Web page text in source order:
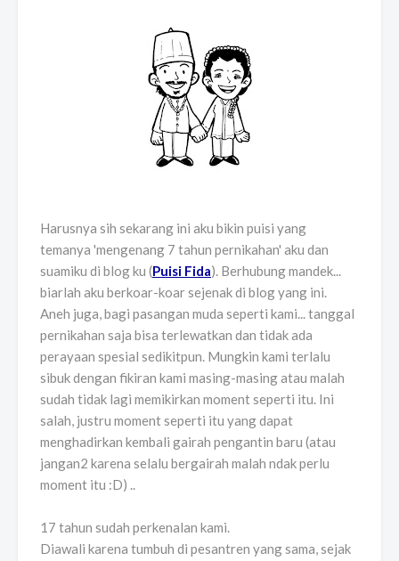
Harusnya sih sekarang ini aku bikin puisi yang
temanya 'mengenang 7 tahun pernikahan' aku dan
suamiku di blog ku (Puisi Fida). Berhubung mandek...
biarlah aku berkoar-koar sejenak di blog yang ini.
Aneh juga, bagi pasangan muda seperti kami... tanggal
pernikahan saja bisa terlewatkan dan tidak ada
perayaan spesial sedikitpun. Mungkin kami terlalu
sibuk dengan fikiran kami masing-masing atau malah
sudah tidak lagi memikirkan moment seperti itu. Ini
salah, justru moment seperti itu yang dapat
menghadirkan kembali gairah pengantin baru (atau
jangan2 karena selalu bergairah malah ndak perlu
moment itu :D) ..
17 tahun sudah perkenalan kami.
Diawali karena tumbuh di pesantren yang sama, sejak